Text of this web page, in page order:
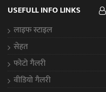
USEFULL INFO LINKS
लाइफ स्टाइल
सेहत
फोटो गैलरी
वीडियो गैलरी